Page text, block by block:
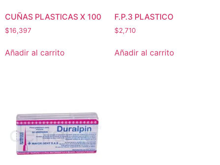
CUÑAS PLASTICAS X 100
$16,397
Añadir al carrito
F.P.3 PLASTICO
$2,710
Añadir al carrito